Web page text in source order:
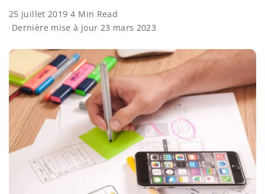
25 juillet 2019 4 Min Read
Dernière mise à jour 23 mars 2023